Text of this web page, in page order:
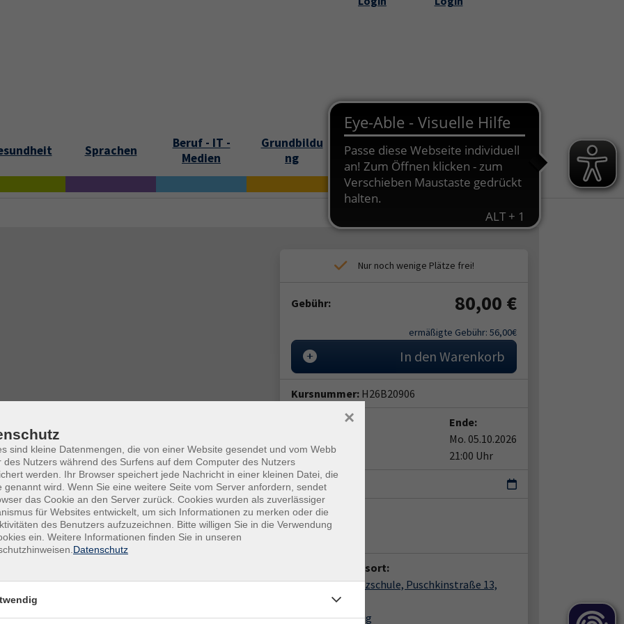
Sprachen
Beruf - IT -
Medien
Grundbildu
ng
Online
Bildungszei
t
gewählte Projekte.
Nähtechniken. Gemeinsam erarbeiten wir, worauf es
es am besten umsetzen kannst.
Schere und alle weiteren Materialien für Ihr
Gebühr: 80,00 €
ermäßigte Gebühr: 56,00€
In den Warenkorb
Kursnummer: H26B20906
18:00 Uhr
Ende:
Mo. 05.10.2026
21:00 Uhr
5x Mo
Dozent*in:
Diane Albrecht
Veranstaltungsort:
Bad Belzig, Tanzschule, Puschkinstraße 13,
14806 Bad Belzig
sind kleine Datenmengen, die von einer Website gesendet und vom Webb
des Nutzers während des Surfens auf dem Computer des Nutzers
werden. Ihr Browser speichert jede Nachricht in einer kleinen Datei, die
genannt wird. Wenn Sie eine weitere Seite vom Server anfordern, sendet
das Cookie an den Server zurück. Cookies wurden als zuverlässiger
für Websites entwickelt, um sich Informationen zu merken oder die
des Benutzers aufzuzeichnen. Bitte willigen Sie in die Verwendung
ein. Weitere Informationen finden Sie in unseren
Datenschutz
×